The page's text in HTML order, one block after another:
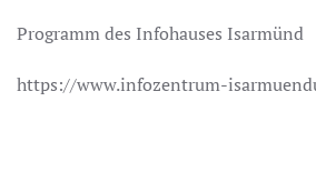
Programm des Infohauses Isarmünd
https://www.infozentrum-